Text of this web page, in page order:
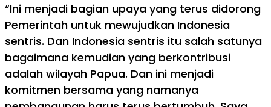
“Ini menjadi bagian upaya yang terus didorong
Pemerintah untuk mewujudkan Indonesia
sentris. Dan Indonesia sentris itu salah satunya
bagaimana kemudian yang berkontribusi
adalah wilayah Papua. Dan ini menjadi
komitmen bersama yang namanya